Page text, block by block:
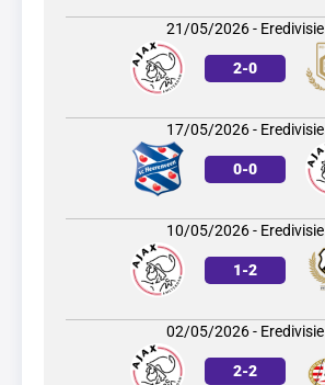
21/05/2026 - Eredivisie
2-0
17/05/2026 - Eredivisie
0-0
10/05/2026 - Eredivisie
1-2
02/05/2026 - Eredivisie
2-2